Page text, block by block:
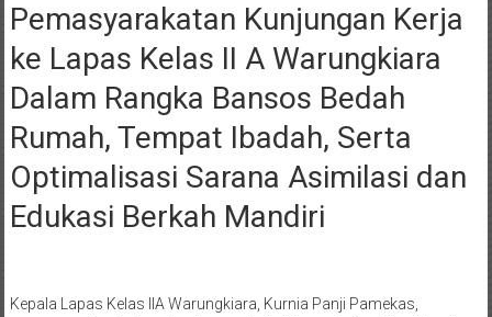
Pemasyarakatan Kunjungan Kerja
ke Lapas Kelas II A Warungkiara
Dalam Rangka Bansos Bedah
Rumah, Tempat Ibadah, Serta
Optimalisasi Sarana Asimilasi dan
Edukasi Berkah Mandiri
Kepala Lapas Kelas IIA Warungkiara, Kurnia Panji Pamekas,